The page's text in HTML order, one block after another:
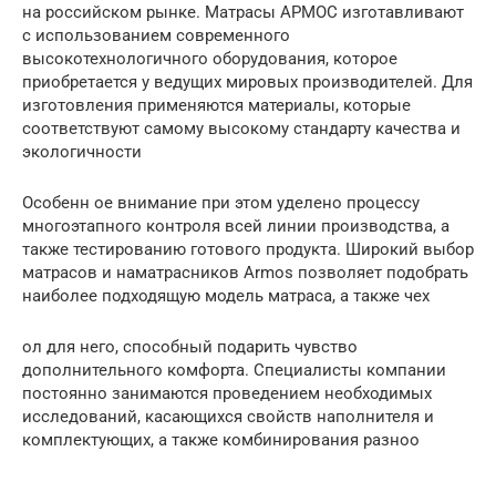
на российском рынке. Матрасы АРМОС изготавливают
с использованием современного
высокотехнологичного оборудования, которое
приобретается у ведущих мировых производителей. Для
изготовления применяются материалы, которые
соответствуют самому высокому стандарту качества и
экологичности
Особенн ое внимание при этом уделено процессу
многоэтапного контроля всей линии производства, а
также тестированию готового продукта. Широкий выбор
матрасов и наматрасников Armos позволяет подобрать
наиболее подходящую модель матраса, а также чех
ол для него, способный подарить чувство
дополнительного комфорта. Специалисты компании
постоянно занимаются проведением необходимых
исследований, касающихся свойств наполнителя и
комплектующих, а также комбинирования разноо